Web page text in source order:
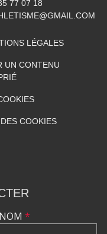
77 07 18
LÉGALES
UN CONTENU
COOKIES
*